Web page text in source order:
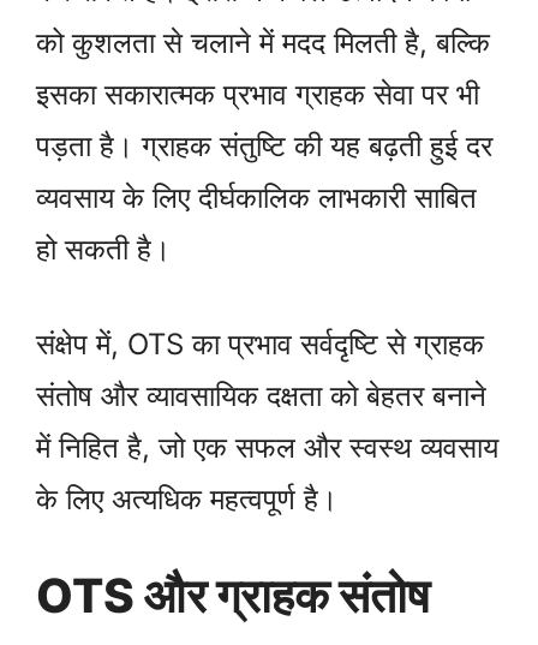
को कुशलता से चलाने में मदद मिलती है, बल्कि
इसका सकारात्मक प्रभाव ग्राहक सेवा पर भी
पड़ता है। ग्राहक संतुष्टि की यह बढ़ती हुई दर
व्यवसाय के लिए दीर्घकालिक लाभकारी साबित
हो सकती है।
संक्षेप में, OTS का प्रभाव सर्वदृष्टि से ग्राहक
संतोष और व्यावसायिक दक्षता को बेहतर बनाने
में निहित है, जो एक सफल और स्वस्थ व्यवसाय
के लिए अत्यधिक महत्वपूर्ण है।
OTS और ग्राहक संतोष